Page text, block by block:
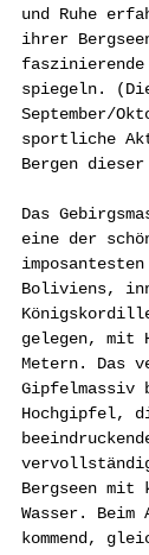
und Ruhe
ihrer
faszinierende
spiegeln.
September/
sportliche
Bergen
Das
eine der
Boliviens,
gelegen, mit
Metern. Das
Gipfelmassiv
Hochgipfel,
Bergseen
Wasser.
kommend,